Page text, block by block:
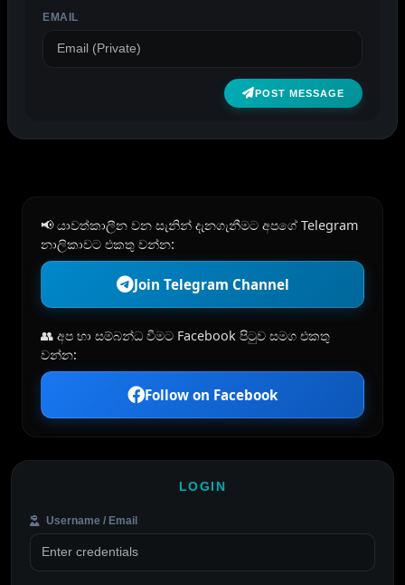
EMAIL
POST MESSAGE
📢 යාවත්කාලීන වන සැනින් දැනගැනීමට අපගේ Telegram
නාලිකාවට එකතු වන්න:
Join Telegram Channel
👥 අප හා සම්බන්ධ වීමට Facebook පිටුව සමග එකතු
වන්න:
Follow on Facebook
LOGIN
Username / Email